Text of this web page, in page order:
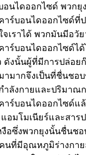
อนไดออกไซด์ พวก
าร์บอนไดออกไซด์ที่
จเราได้ พวกมันมีอวั
าร์บอนไดออกไซด์ได้
ดังนั้นผู้ที่มีการปล่อย
ามากจึงเป็นที่ชื่นชอ
ำลังกายและปริมาณ
าร์บอนไดออกไซด์แ
อมโมเนียร์และสาร
งือซึ่งพวกยุงนั้นชื่นช
นที่มีอุณหภูมิร่างกาย